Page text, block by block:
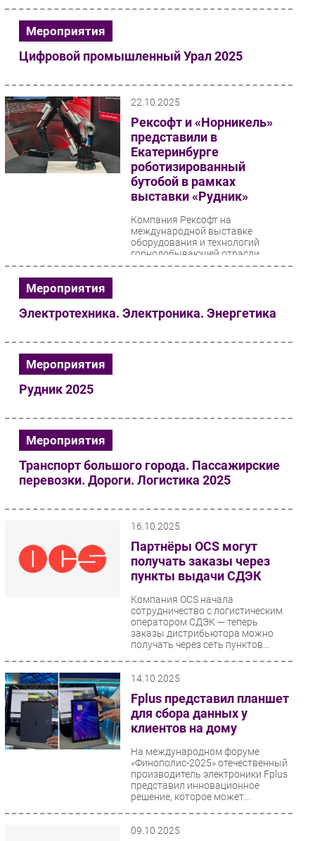
Мероприятия
Цифровой промышленный Урал 2025
22.10.2025
Рексофт и «Норникель»
представили в
Екатеринбурге
роботизированный
бутобой в рамках
выставки «Рудник»
Компания Рексофт на
международной выставке
оборудования и технологий
горнодобывающей отрасли
«Рудник» в Екатеринбурге
Мероприятия
Электротехника. Электроника. Энергетика
Мероприятия
Рудник 2025
Мероприятия
Транспорт большого города. Пассажирские
перевозки. Дороги. Логистика 2025
16.10.2025
Партнёры OCS могут
получать заказы через
пункты выдачи СДЭК
Компания OCS начала
сотрудничество с логистическим
оператором СДЭК — теперь
заказы дистрибьютора можно
получать через сеть пунктов...
14.10.2025
Fplus представил планшет
для сбора данных у
клиентов на дому
На международном форуме
«Финополис-2025» отечественный
производитель электроники Fplus
представил инновационное
решение, которое может...
09.10.2025